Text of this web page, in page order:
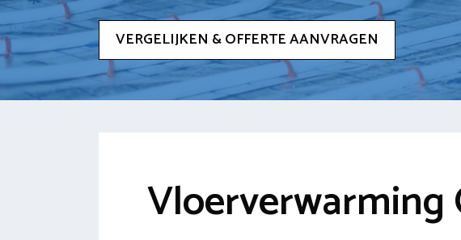
VERGELIJKEN & OFFERTE AANVRAGEN
Vloerverwarming